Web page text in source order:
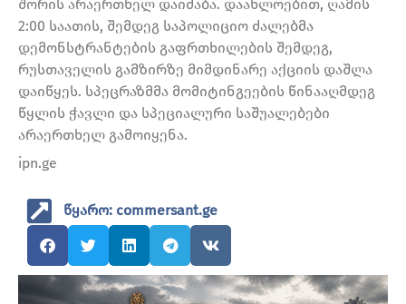
შორის არაერთხელ დაიძაბა. დაახლოებით, ღამის
2:00 საათის, შემდეგ საპოლიციო ძალებმა
დემონსტრანტების გაფრთხილების შემდეგ,
რუსთაველის გამზირზე მიმდინარე აქციის დაშლა
დაიწყეს. სპეცრაზმმა მომიტინგეების წინააღმდეგ
წყლის ჭავლი და სპეციალური საშუალებები
არაერთხელ გამოიყენა.
ipn.ge
წყარო: commersant.ge